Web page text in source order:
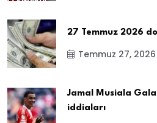
27 Temmuz 2026
Temmuz 27, 2026
Jamal Musiala
iddiaları